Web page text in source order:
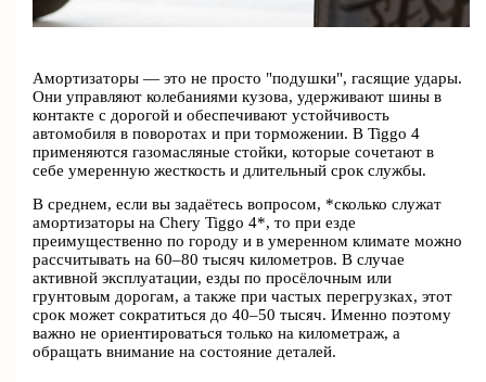
Амортизаторы — это не просто "подушки", гасящие удары.
Они управляют колебаниями кузова, удерживают шины в
контакте с дорогой и обеспечивают устойчивость
автомобиля в поворотах и при торможении. В Tiggo 4
применяются газомасляные стойки, которые сочетают в
себе умеренную жесткость и длительный срок службы.
В среднем, если вы задаётесь вопросом, *сколько служат
амортизаторы на Chery Tiggo 4*, то при езде
преимущественно по городу и в умеренном климате можно
рассчитывать на 60–80 тысяч километров. В случае
активной эксплуатации, езды по просёлочным или
грунтовым дорогам, а также при частых перегрузках, этот
срок может сократиться до 40–50 тысяч. Именно поэтому
важно не ориентироваться только на километраж, а
обращать внимание на состояние деталей.